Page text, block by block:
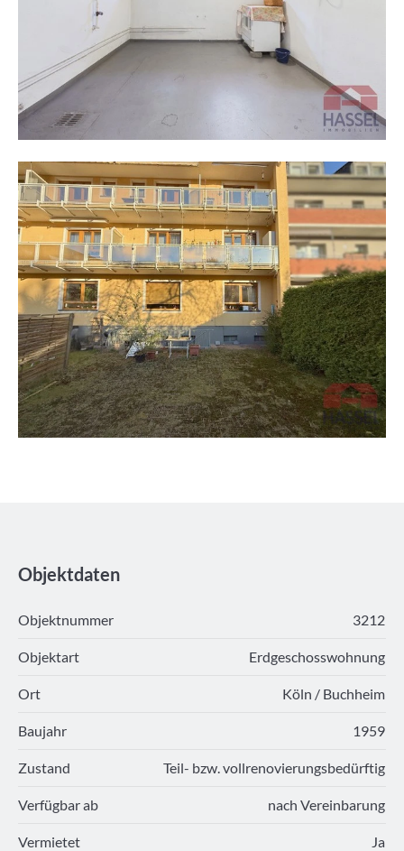
Objektdaten
Objektnummer 3212
Objektart Erdgeschosswohnung
Ort Köln / Buchheim
Baujahr 1959
Zustand Teil- bzw. vollrenovierungsbedürftig
Verfügbar ab nach Vereinbarung
Vermietet Ja